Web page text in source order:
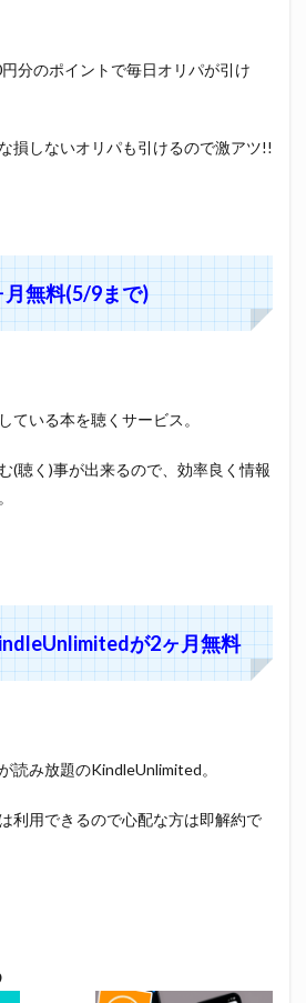
分のポイントで毎日オリパが引け
損しないオリパも引けるので激アツ!!
無料(5/9まで)
ている本を聴くサービス。
(聴く)事が出来るので、効率良く情報
が2ヶ月無料
読み放題のKindleUnlimited。
利用できるので心配な方は即解約で